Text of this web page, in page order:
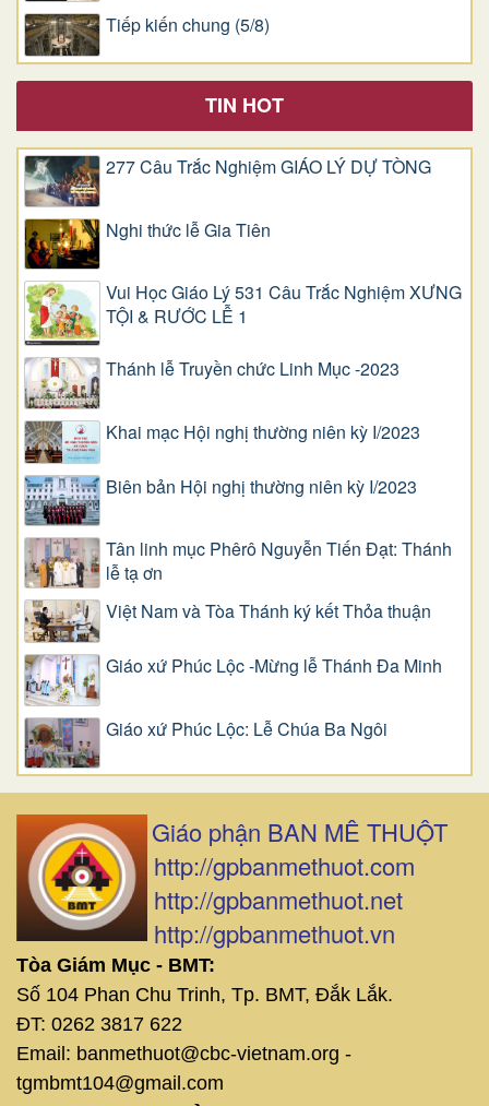
Tiếp kiến chung (5/8)
TIN HOT
277 Câu Trắc Nghiệm GIÁO LÝ DỰ TÒNG
Nghi thức lễ Gia Tiên
Vui Học Giáo Lý 531 Câu Trắc Nghiệm XƯNG
TỘI & RƯỚC LỄ 1
Thánh lễ Truyền chức Linh Mục -2023
Khai mạc Hội nghị thường niên kỳ I/2023
Biên bản Hội nghị thường niên kỳ I/2023
Tân linh mục Phêrô Nguyễn Tiến Đạt: Thánh
lễ tạ ơn
Việt Nam và Tòa Thánh ký kết Thỏa thuận
Giáo xứ Phúc Lộc -Mừng lễ Thánh Đa Minh
Giáo xứ Phúc Lộc: Lễ Chúa Ba Ngôi
Giáo phận BAN MÊ THUỘT
http://gpbanmethuot.com
http://gpbanmethuot.net
http://gpbanmethuot.vn
Tòa Giám Mục - BMT:
Số 104 Phan Chu Trinh, Tp. BMT, Đắk Lắk.
ĐT: 0262 3817 622
Email: banmethuot@cbc-vietnam.org -
tgmbmt104@gmail.com